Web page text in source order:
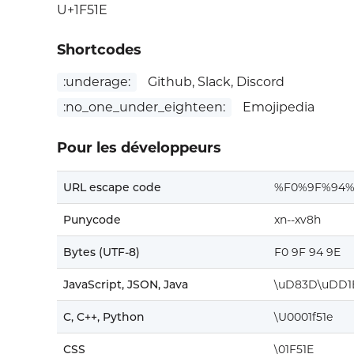
U+1F51E
Shortcodes
:underage:
Github, Slack, Discord
:no_one_under_eighteen:
Emojipedia
Pour les développeurs
URL escape code
Punycode xn--xv8h
Bytes (UTF-8) F0 9F 94 9E
JavaScript, JSON, Java
C, C++, Python \U0001f51e
CSS \01F51E